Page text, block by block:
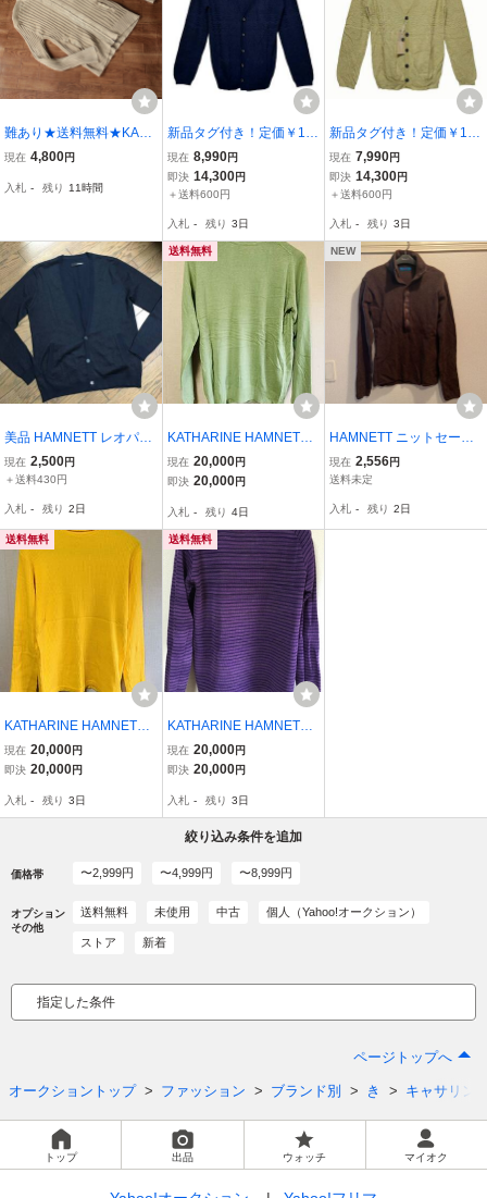
難あり★送料無料★KATH
ARINE HAMNETT キャサ
も素敵な定番ニット★サ
現在 4,800円
入札 - 残り 11時間
新品タグ付き！定価￥14
300！KATHARINE HAMN
ETT LONDON キャサリン
ハムネットロンドン/リン
カーディガン M 濃紺
現在 8,990円
即決 14,300円
＋送料600円
入札 - 残り 3日
新品タグ付き！定価￥14
300！KATHARINE HAMN
ETT LONDON キャサリン
ハムネットロンドン/リン
カーディガン M カーキ
現在 7,990円
即決 14,300円
＋送料600円
入札 - 残り 3日
美品 HAMNETT レオパー
ド柄 ニットカーデ ハ
ムネット
現在 2,500円
＋送料430円
入札 - 残り 2日
送料無料
KATHARINE HAMNETT L
ONDON キャサリンハム
ネットロンドン ニット セ
イネック キャサリンハム
ネット
現在 20,000円
即決 20,000円
入札 - 残り 4日
NEW
HAMNETT ニットセータ
ー
現在 2,556円
送料未定
入札 - 残り 2日
送料無料
KATHARINE HAMNETT L
ONDON キャサリンハム
ネットロンドン ニット セ
イネック キャサリンハム
ネット イエロー
現在 20,000円
即決 20,000円
入札 - 残り 3日
送料無料
KATHARINE HAMNETT L
ONDON キャサリンハム
ネットロンドン パープル
キャサリン・ハムネット
キャサリンハムネット
現在 20,000円
即決 20,000円
入札 - 残り 3日
絞り込み条件を追加
価格帯 〜2,999円 〜4,999円 〜8,999円
オプション
その他
送料無料 未使用 中古 個人（Yahoo!オークション）
ストア 新着
指定した条件
ページトップへ
オークショントップ ファッション ブランド別 き キャサリン
トップ 出品 ウォッチ マイオク